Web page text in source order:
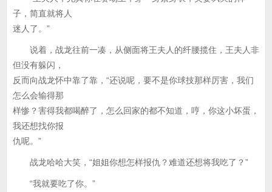
子，简直就将人
迷人了。”
说着，战龙往前一凑，从侧面将王夫人的纤腰揽住，王夫人非
但没有躲闪，
反而向战龙怀中靠了靠，“还说呢，要不是你球技那样厉害，我们
怎么会输得那
样惨？害得我都喝醉了，怎么回家的都不知道，哼，你这小坏蛋，
我还想找你报
仇呢。”
战龙哈哈大笑，“姐姐你想怎样报仇？难道还想将我吃了？”
“我就要吃了你。”